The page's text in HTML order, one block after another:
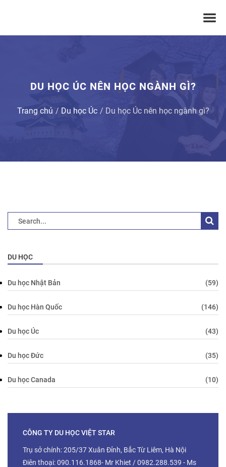
DU HỌC ÚC NÊN HỌC NGÀNH GÌ?
Trang chủ Du học Úc Du học Úc nên học ngành gì?
DU HỌC
Du học Nhật Bản (59)
Du học Hàn Quốc (146)
Du học Úc (43)
Du học Đức (35)
Du học Canada (10)
CÔNG TY DU HỌC VIỆT STAR
Trụ sở chính: 205/37 Xuân Đỉnh, Bắc Từ Liêm, Hà Nội
Điên thoại: 090.116.1868- Mr Khiet / 0982.288.539 - Ms